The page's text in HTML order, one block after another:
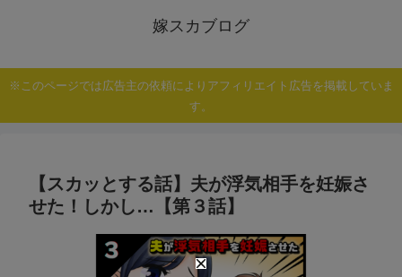
嫁スカブログ
※このページでは広告主の依頼によりアフィリエイト広告を掲載していま
す。
【スカッとする話】夫が浮気相手を妊娠さ
せた！しかし…【第３話】